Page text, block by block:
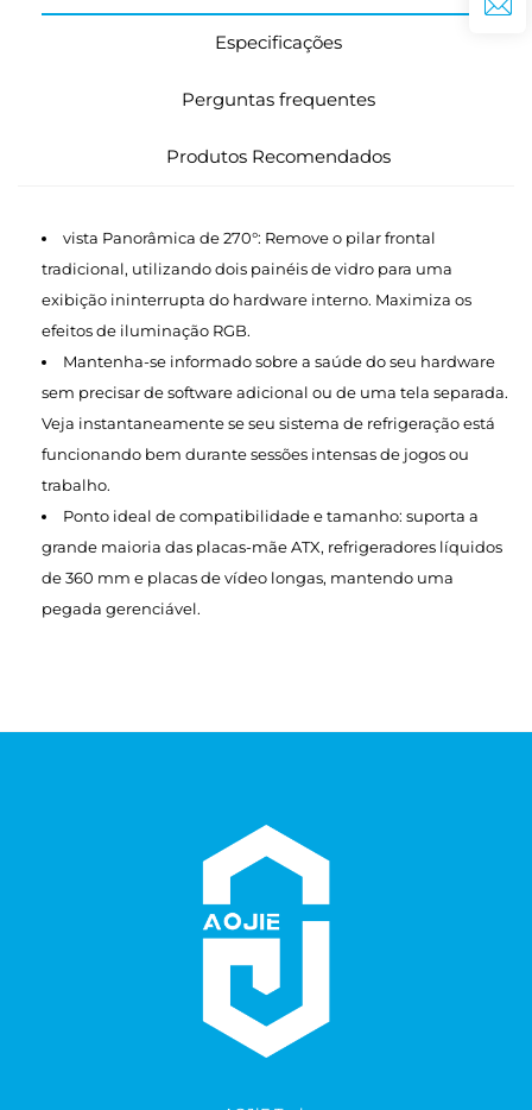
Especificações
Perguntas frequentes
Produtos Recomendados
vista Panorâmica de 270°: Remove o pilar frontal
tradicional, utilizando dois painéis de vidro para uma
exibição ininterrupta do hardware interno. Maximiza os
efeitos de iluminação RGB.
Mantenha-se informado sobre a saúde do seu hardware
sem precisar de software adicional ou de uma tela separada.
Veja instantaneamente se seu sistema de refrigeração está
funcionando bem durante sessões intensas de jogos ou
trabalho.
Ponto ideal de compatibilidade e tamanho: suporta a
grande maioria das placas-mãe ATX, refrigeradores líquidos
de 360 mm e placas de vídeo longas, mantendo uma
pegada gerenciável.